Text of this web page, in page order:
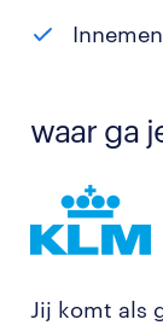
waar ga
Jij komt als